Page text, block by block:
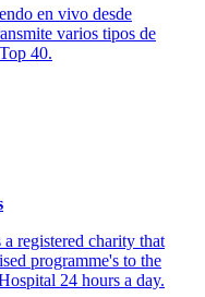
en vivo desde
varios tipos de
40.
registered charity that
programme's to the
24 hours a day.